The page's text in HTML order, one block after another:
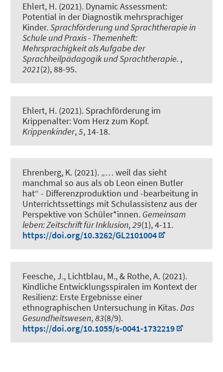
Ehlert, H. (2021). Dynamic Assessment:
Potential in der Diagnostik mehrsprachiger
Kinder.Sprachförderung und Sprachtherapie in
Schule und Praxis - Themenheft:
Mehrsprachigkeit als Aufgabe der
Sprachheilpädagogik und Sprachtherapie. ,
2021(2), 88-95.
Ehlert, H. (2021). Sprachförderung im
Krippenalter: Vom Herz zum Kopf.
Krippenkinder,5, 14-18.
Ehrenberg, K. (2021). „… weil das sieht
manchmal so aus als ob Leon einen Butler
hat“ - Differenzproduktion und -bearbeitung in
Unterrichtssettings mit Schulassistenz aus der
Perspektive von Schüler*innen. Gemeinsam
leben: Zeitschrift für Inklusion,29(1), 4-11.
https://doi.org/10.3262/GL2101004
Feesche, J., Lichtblau, M., & Rothe, A. (2021).
Kindliche Entwicklungsspiralen im Kontext der
Resilienz: Erste Ergebnisse einer
ethnographischen Untersuchung in Kitas.Das
Gesundheitswesen,83(8/9).
https://doi.org/10.1055/s-0041-1732219